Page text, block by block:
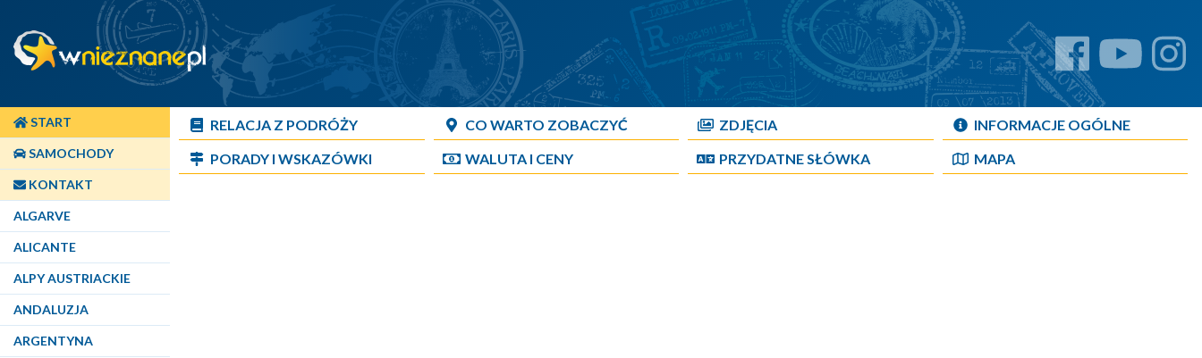
START
SAMOCHODY
KONTAKT
ALGARVE
ALICANTE
ALPY AUSTRIACKIE
ANDALUZJA
ARGENTYNA
RELACJA Z PODRÓŻY CO WARTO ZOBACZYĆ ZDJĘCIA
INFORMACJE OGÓLNE
PORADY I WSKAZÓWKI
WALUTA I CENY PRZYDATNE SŁÓWKA MAPA